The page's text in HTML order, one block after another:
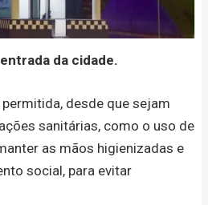
da cidade.
desde que sejam
sanitárias, como o uso de
as mãos higienizadas e
social, para evitar